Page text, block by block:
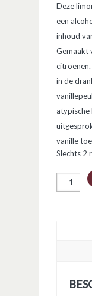
Deze
een
inhoud
Gemaakt
in de
atypische
vanille
Slechts 2
Limoncello